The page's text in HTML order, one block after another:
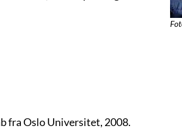
fra Oslo Universitet, 2008.